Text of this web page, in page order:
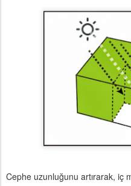
Cephe uzunluğunu artırarak, iç